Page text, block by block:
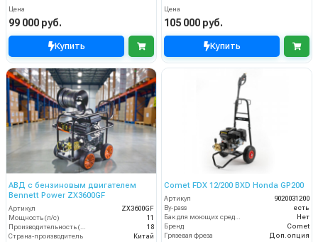
Цена
99 000 руб.
Купить
Цена
105 000 руб.
Купить
АВД с бензиновым двигателем
Bennett Power ZX3600GF
Артикул
ZX3600GF
Мощность (л/с)
11
18
Страна-производитель
Китай
Comet FDX 12/200 BXD Honda GP200
Артикул
9020031200
By-pass
есть
Нет
Бренд
Comet
Грязевая фреза
Доп.опция